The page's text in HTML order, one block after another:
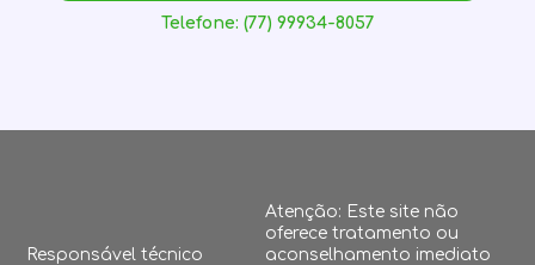
Telefone: (77) 99934-8057
Responsável técnico
Atenção: Este site não
oferece tratamento ou
aconselhamento imediato